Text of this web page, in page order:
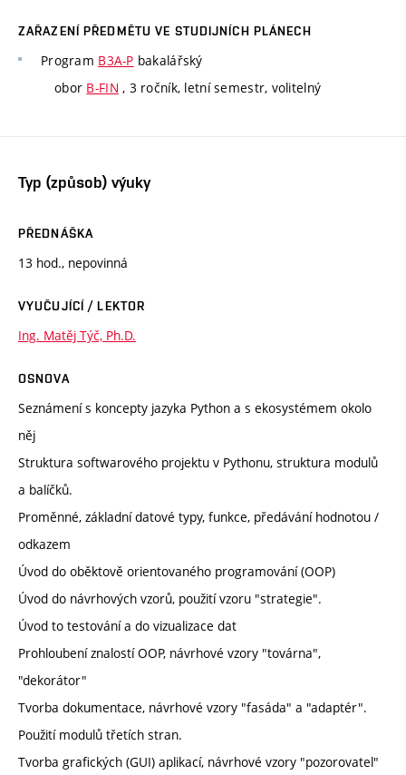
ZAŘAZENÍ PŘEDMĚTU VE STUDIJNÍCH PLÁNECH
Program B3A-P bakalářský
obor B-FIN , 3 ročník, letní semestr, volitelný
Typ (způsob) výuky
PŘEDNÁŠKA
13 hod., nepovinná
VYUČUJÍCÍ / LEKTOR
Ing. Matěj Týč, Ph.D.
OSNOVA
Seznámení s koncepty jazyka Python a s ekosystémem okolo
něj
Struktura softwarového projektu v Pythonu, struktura modulů
a balíčků.
Proměnné, základní datové typy, funkce, předávání hodnotou /
odkazem
Úvod do oběktově orientovaného programování (OOP)
Úvod do návrhových vzorů, použití vzoru "strategie".
Úvod to testování a do vizualizace dat
Prohloubení znalostí OOP, návrhové vzory "továrna",
"dekorátor"
Tvorba dokumentace, návrhové vzory "fasáda" a "adaptér".
Použití modulů třetích stran.
Tvorba grafických (GUI) aplikací, návrhové vzory "pozorovatel"